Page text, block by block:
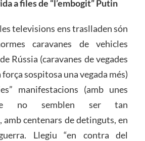
a files de “l’embogit” Putin
televisions ens traslladen són
caravanes de vehicles
Rússia (caravanes de vegades
força sospitosa una vegada més)
manifestacions (amb unes
no semblen ser tan
centenars de detinguts, en
Llegiu “en contra del